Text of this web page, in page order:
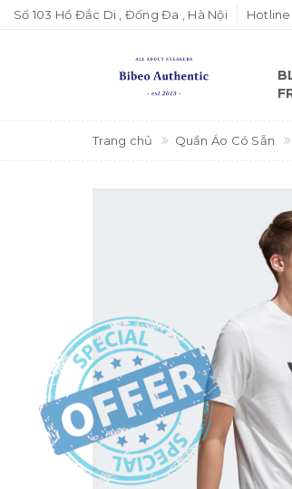
Số 103 Hồ Đắc Di , Đống Đa , Hà Nội Hotline:
Trang chủ Quần Áo Có Sẵn